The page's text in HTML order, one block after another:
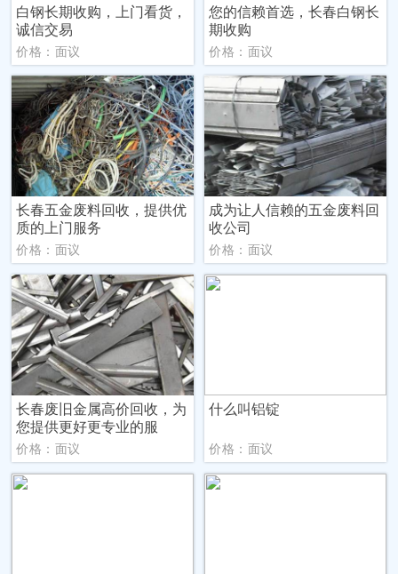
白钢长期收购，上门看货，
诚信交易
价格：面议
您的信赖首选，长春白钢长
期收购
价格：面议
长春五金废料回收，提供优
质的上门服务
价格：面议
成为让人信赖的五金废料回
收公司
价格：面议
长春废旧金属高价回收，为
您提供更好更专业的服
价格：面议
什么叫铝锭
价格：面议